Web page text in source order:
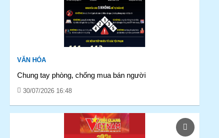
VĂN HÓA
Chung tay phòng, chống mua bán người
30/07/2026 16:48